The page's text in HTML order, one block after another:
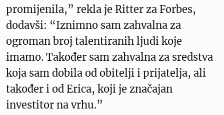
promijenila,” rekla je Ritter za Forbes,
dodavši: “Iznimno sam zahvalna za
ogroman broj talentiranih ljudi koje
imamo. Također sam zahvalna za sredstva
koja sam dobila od obitelji i prijatelja, ali
također i od Erica, koji je značajan
investitor na vrhu.”